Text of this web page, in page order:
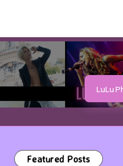
LuLu
Featured Posts